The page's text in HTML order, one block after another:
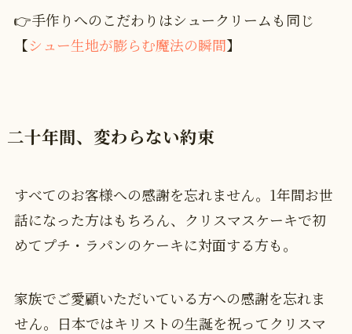
👉手作りへのこだわりはシュークリームも同じ
【シュー生地が膨らむ魔法の瞬間】
二十年間、変わらない約束
すべてのお客様への感謝を忘れません。1年間お世
話になった方はもちろん、クリスマスケーキで初
めてプチ・ラパンのケーキに対面する方も。
家族でご愛顧いただいている方への感謝を忘れま
せん。日本ではキリストの生誕を祝ってクリスマ